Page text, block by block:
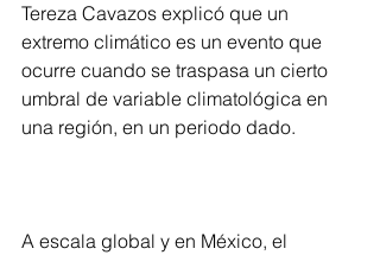
Tereza Cavazos explicó que un
extremo climático es un evento que
ocurre cuando se traspasa un cierto
umbral de variable climatológica en
una región, en un periodo dado.
A escala global y en México, el